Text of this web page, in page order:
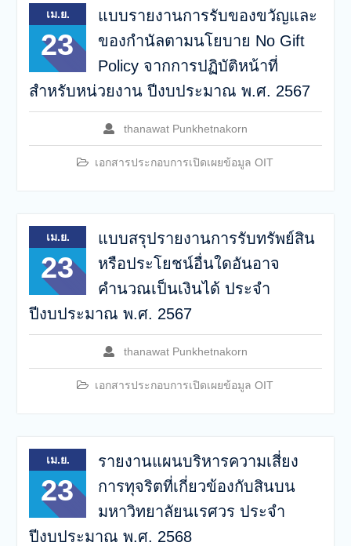
เม.ย.
23
แบบรายงานการรับของขวัญและ
ของกำนัลตามนโยบาย No Gift
Policy จากการปฏิบัติหน้าที่
สำหรับหน่วยงาน ปีงบประมาณ พ.ศ. 2567
thanawat Punkhetnakorn
เอกสารประกอบการเปิดเผยข้อมูล OIT
เม.ย.
23
แบบสรุปรายงานการรับทรัพย์สิน
หรือประโยชน์อื่นใดอันอาจ
คำนวณเป็นเงินได้ ประจำ
ปีงบประมาณ พ.ศ. 2567
thanawat Punkhetnakorn
เอกสารประกอบการเปิดเผยข้อมูล OIT
เม.ย.
23
รายงานแผนบริหารความเสี่ยง
การทุจริตที่เกี่ยวข้องกับสินบน
มหาวิทยาลัยนเรศวร ประจำ
ปีงบประมาณ พ.ศ. 2568